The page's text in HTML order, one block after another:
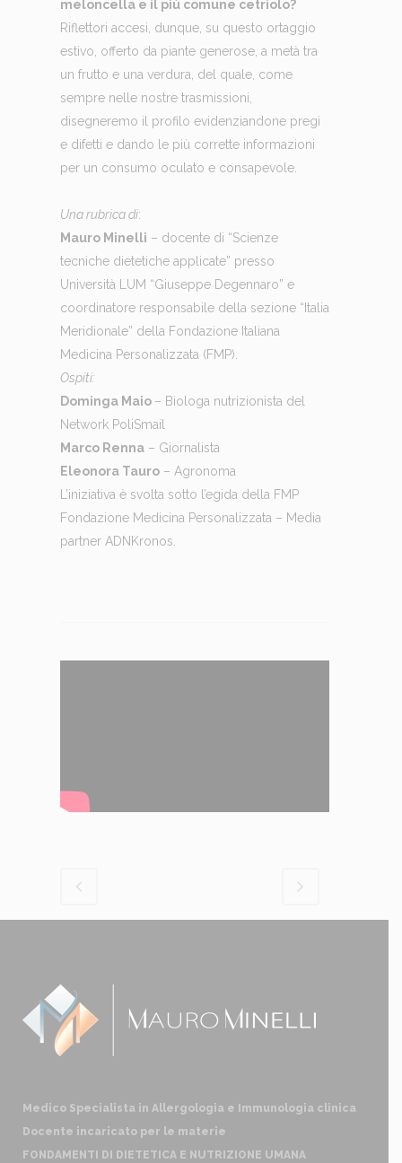
meloncella e il più comune cetriolo?
Riflettori accesi, dunque, su questo ortaggio
estivo, offerto da piante generose, a metà tra
un frutto e una verdura, del quale, come
sempre nelle nostre trasmissioni,
disegneremo il profilo evidenziandone pregi
e difetti e dando le più corrette informazioni
per un consumo oculato e consapevole.
Una rubrica di:
Mauro Minelli – docente di “Scienze
tecniche dietetiche applicate” presso
Università LUM “Giuseppe Degennaro” e
coordinatore responsabile della sezione “Italia
Meridionale” della Fondazione Italiana
Medicina Personalizzata (FMP).
Ospiti:
Dominga Maio – Biologa nutrizionista del
Network PoliSmail
Marco Renna– Giornalista
Eleonora Tauro– Agronoma
L’iniziativa è svolta sotto l’egida della FMP
Fondazione Medicina Personalizzata – Media
partner ADNKronos.
Medico Specialista in Allergologia e Immunologia clinica
Docente incaricato per le materie
FONDAMENTI DI DIETETICA E NUTRIZIONE UMANA